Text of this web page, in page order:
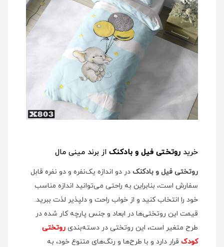
خرید روتختی فیل و بادکنک از برند مینی مال
روتختی فیل و بادکنک در دو اندازه یک‌نفره و دو نفره قابل
سفارش است، بنابراین به راحتی می‌توانید اندازه مناسب
خود را انتخاب کنید و از خواب راحت و دلپذیر لذت ببرید.
قیمت این روتختی‌ها در ابعاد و جنس پارچه کار شده در
طرح متغیر است، این روتختی در دسته‌بندی روتختی
کودک قرار دارد و با طرح‌ها و رنگ‌های متنوع خود، به